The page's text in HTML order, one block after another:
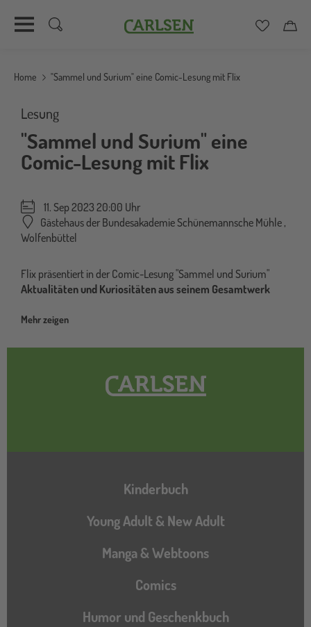
zum
Carlsen
Home "Sammel und Surium" eine Comic-Lesung mit Flix
Lesung
"Sammel und Surium" eine
Comic-Lesung mit Flix
11. Sep 2023 20:00 Uhr
Gästehaus der Bundesakademie Schünemannsche Mühle ,
Wolfenbüttel
Flix präsentiert in der Comic-Lesung "Sammel und Surium"
Aktualitäten und Kuriositäten aus seinem Gesamtwerk
Mehr zeigen
Hauptnavigation
Kinderbuch
Young Adult & New Adult
Manga & Webtoons
Comics
Humor und Geschenkbuch